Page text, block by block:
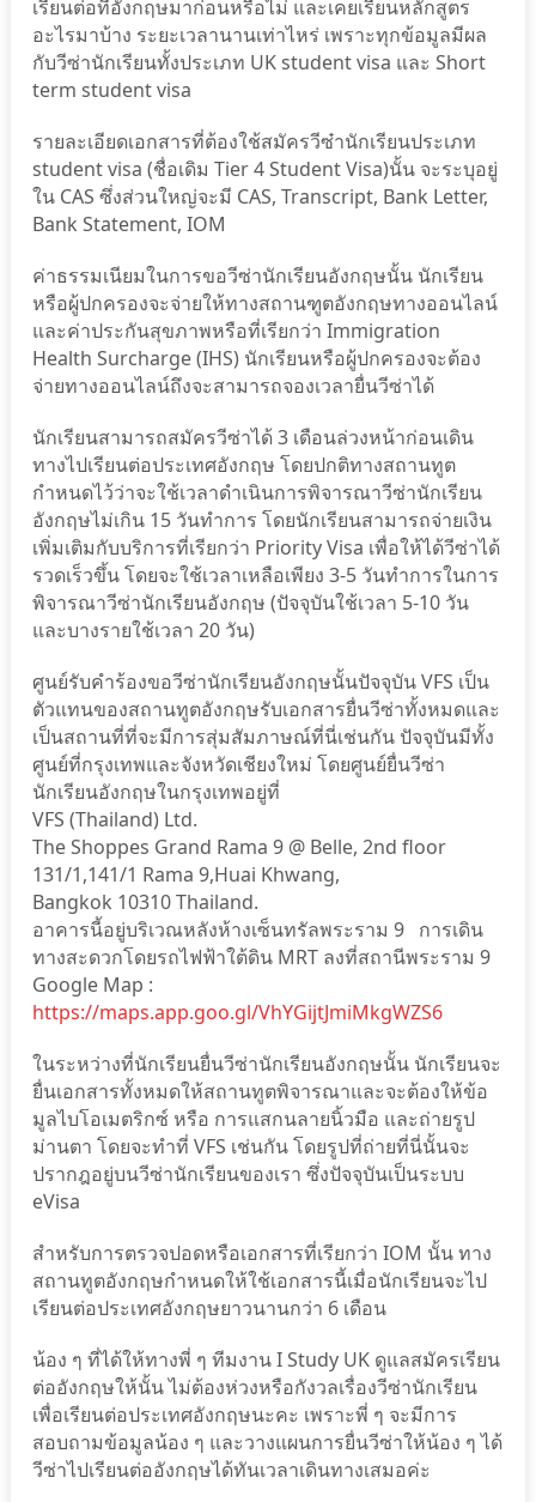
เรียนต่อที่อังกฤษมาก่อนหรือไม่ และเคยเรียนหลักสูตร
อะไรมาบ้าง ระยะเวลานานเท่าไหร่ เพราะทุกข้อมูลมีผล
กับวีซ่านักเรียนทั้งประเภท UK student visa และ Short
term student visa
รายละเอียดเอกสารที่ต้องใช้สมัครวีซ๋านักเรียนประเภท
student visa (ชื่อเดิม Tier 4 Student Visa)นั้น จะระบุอยู่
ใน CAS ซึ่งส่วนใหญ่จะมี CAS, Transcript, Bank Letter,
Bank Statement, IOM
ค่าธรรมเนียมในการขอวีซ่านักเรียนอังกฤษนั้น นักเรียน
หรือผู้ปกครองจะจ่ายให้ทางสถานฑูตอังกฤษทางออนไลน์
และค่าประกันสุขภาพหรือที่เรียกว่า Immigration
Health Surcharge (IHS) นักเรียนหรือผู้ปกครองจะต้อง
จ่ายทางออนไลน์ถึงจะสามารถจองเวลายื่นวีซ่าได้
นักเรียนสามารถสมัครวีซ่าได้ 3 เดือนล่วงหน้าก่อนเดิน
ทางไปเรียนต่อประเทศอังกฤษ โดยปกติทางสถานทูต
กำหนดไว้ว่าจะใช้เวลาดำเนินการพิจารณาวีซ่านักเรียน
อังกฤษไม่เกิน 15 วันทำการ โดยนักเรียนสามารถจ่ายเงิน
เพิ่มเติมกับบริการที่เรียกว่า Priority Visa เพื่อให้ได้วีซ่าได้
รวดเร็วขึ้น โดยจะใช้เวลาเหลือเพียง 3-5 วันทำการในการ
พิจารณาวีซ่านักเรียนอังกฤษ (ปัจจุบันใช้เวลา 5-10 วัน
และบางรายใช้เวลา 20 วัน)
ศูนย์รับคำร้องขอวีซ่านักเรียนอังกฤษนั้นปัจจุบัน VFS เป็น
ตัวแทนของสถานทูตอังกฤษรับเอกสารยื่นวีซ่าทั้งหมดและ
เป็นสถานที่ที่จะมีการสุ่มสัมภาษณ์ที่นี่เช่นกัน ปัจจุบันมีทั้ง
ศูนย์ที่กรุงเทพและจังหวัดเชียงใหม่ โดยศูนย์ยื่นวีซ่า
นักเรียนอังกฤษในกรุงเทพอยู่ที่
VFS (Thailand) Ltd.
The Shoppes Grand Rama 9 @ Belle, 2nd floor
131/1,141/1 Rama 9,Huai Khwang,
Bangkok 10310 Thailand.
อาคารนี้อยู่บริเวณหลังห้างเซ็นทรัลพระราม 9 การเดิน
ทางสะดวกโดยรถไฟฟ้าใต้ดิน MRT ลงที่สถานีพระราม 9
Google Map :
https://maps.app.goo.gl/VhYGijtJmiMkgWZS6
ในระหว่างที่นักเรียนยื่นวีซ่านักเรียนอังกฤษนั้น นักเรียนจะ
ยื่นเอกสารทั้งหมดให้สถานทูตพิจารณาและจะต้องให้ข้อ
มูลไบโอเมตริกซ์ หรือ การแสกนลายนิ้วมือ และถ่ายรูป
ม่านตา โดยจะทำที่ VFS เช่นกัน โดยรูปที่ถ่ายที่นี่นั้นจะ
ปรากฎอยู่บนวีซ่านักเรียนของเรา ซึ่งปัจจุบันเป็นระบบ
eVisa
สำหรับการตรวจปอดหรือเอกสารที่เรียกว่า IOM นั้น ทาง
สถานทูตอังกฤษกำหนดให้ใช้เอกสารนี้เมื่อนักเรียนจะไป
เรียนต่อประเทศอังกฤษยาวนานกว่า 6 เดือน
น้อง ๆ ที่ได้ให้ทางพี่ ๆ ทีมงาน I Study UK ดูแลสมัครเรียน
ต่ออังกฤษให้นั้น ไม่ต้องห่วงหรือกังวลเรื่องวีซ่านักเรียน
เพื่อเรียนต่อประเทศอังกฤษนะคะ เพราะพี่ ๆ จะมีการ
สอบถามข้อมูลน้อง ๆ และวางแผนการยื่นวีซ่าให้น้อง ๆ ได้
วีซ่าไปเรียนต่ออังกฤษได้ทันเวลาเดินทางเสมอค่ะ